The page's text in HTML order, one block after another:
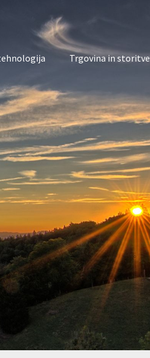
Trgovina in storitve